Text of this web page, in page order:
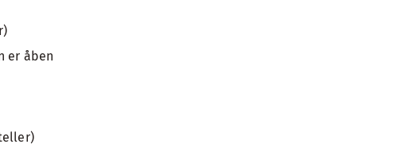
er åben